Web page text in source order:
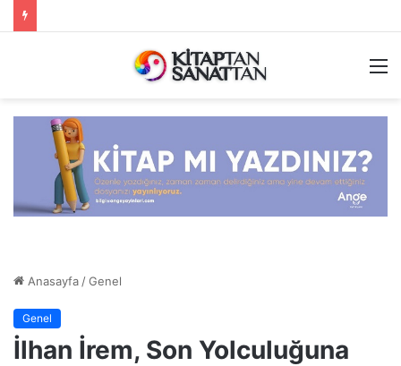
Anasayfa /Genel
Genel
İlhan İrem, Son Yolculuğuna